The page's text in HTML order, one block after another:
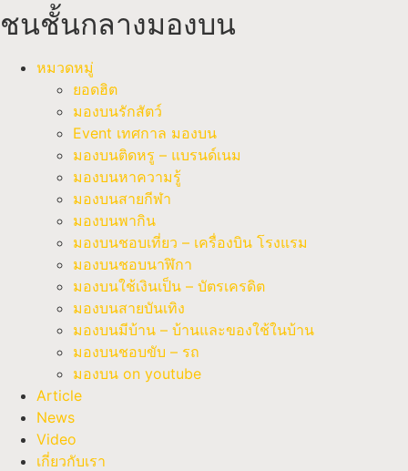
ชนชั้นกลางมองบน
หมวดหมู่
ยอดฮิต
มองบนรักสัตว์
Event เทศกาล มองบน
มองบนติดหรู – แบรนด์เนม
มองบนหาความรู้
มองบนสายกีฬา
มองบนพากิน
มองบนชอบเที่ยว – เครื่องบิน โรงแรม
มองบนชอบนาฬิกา
มองบนใช้เงินเป็น – บัตรเครดิต
มองบนสายบันเทิง
มองบนมีบ้าน – บ้านและของใช้ในบ้าน
มองบนชอบขับ – รถ
มองบน on youtube
Article
News
Video
เกี่ยวกับเรา